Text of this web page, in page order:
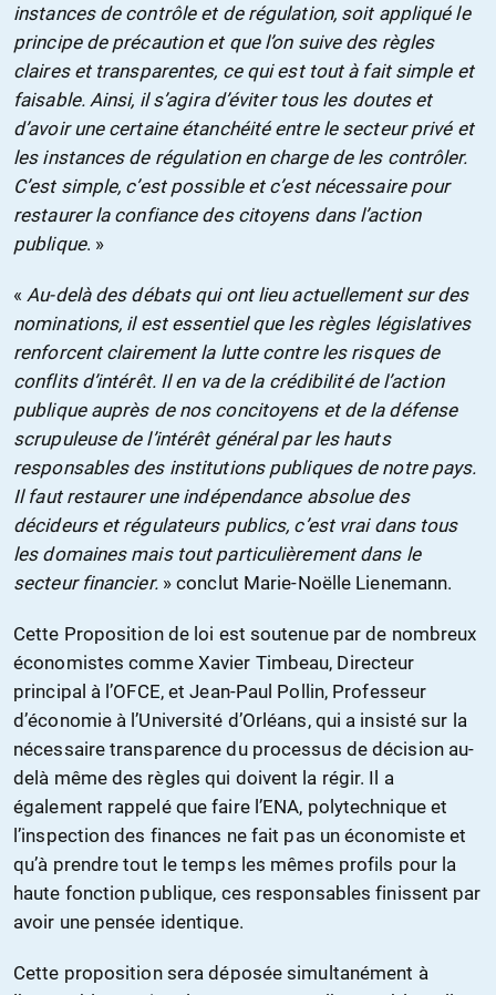
instances de contrôle et de régulation, soit appliqué le
principe de précaution et que l’on suive des règles
claires et transparentes, ce qui est tout à fait simple et
faisable. Ainsi, il s’agira d’éviter tous les doutes et
d’avoir une certaine étanchéité entre le secteur privé et
les instances de régulation en charge de les contrôler.
C’est simple, c’est possible et c’est nécessaire pour
restaurer la confiance des citoyens dans l’action
publique. »
« Au-delà des débats qui ont lieu actuellement sur des
nominations, il est essentiel que les règles législatives
renforcent clairement la lutte contre les risques de
conflits d’intérêt. Il en va de la crédibilité de l’action
publique auprès de nos concitoyens et de la défense
scrupuleuse de l’intérêt général par les hauts
responsables des institutions publiques de notre pays.
Il faut restaurer une indépendance absolue des
décideurs et régulateurs publics, c’est vrai dans tous
les domaines mais tout particulièrement dans le
secteur financier.» conclut Marie-Noëlle Lienemann.
Cette Proposition de loi est soutenue par de nombreux
économistes comme Xavier Timbeau, Directeur
principal à l’OFCE, et Jean-Paul Pollin, Professeur
d’économie à l’Université d’Orléans, qui a insisté sur la
nécessaire transparence du processus de décision au-
delà même des règles qui doivent la régir. Il a
également rappelé que faire l’ENA, polytechnique et
l’inspection des finances ne fait pas un économiste et
qu’à prendre tout le temps les mêmes profils pour la
haute fonction publique, ces responsables finissent par
avoir une pensée identique.
Cette proposition sera déposée simultanément à